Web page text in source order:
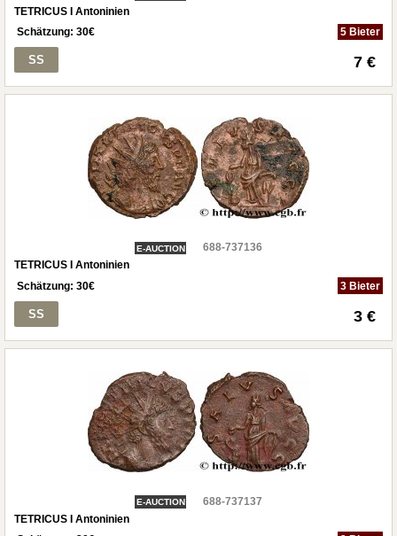
TETRICUS I Antoninien
Schätzung: 30€ 5 Bieter
SS 7 €
E-AUCTION
688-737136
TETRICUS I Antoninien
Schätzung: 30€ 3 Bieter
SS 3 €
E-AUCTION
688-737137
TETRICUS I Antoninien